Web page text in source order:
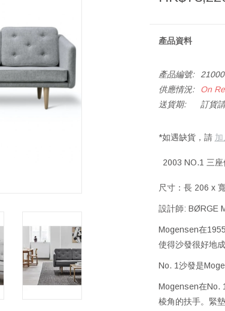
產品資料
產品編號:
供應情況:
On
送貨期:
訂貨
*如遇缺貨，請
2003 NO.1 三
尺寸：長 206 x
設計師: BØRGE
Mogensen在
使得沙發很好地
No. 1沙發是
Mogensen在No.
棱角的扶手。緊